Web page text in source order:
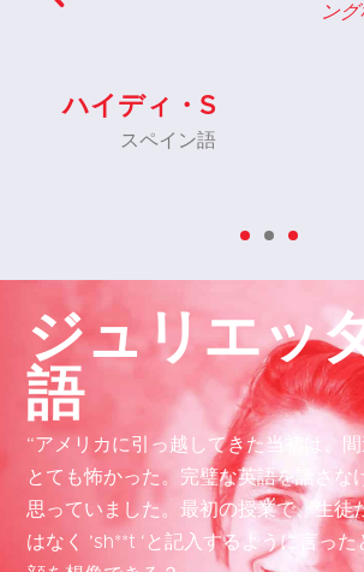
ン
ハイディ・S
スペイン語
ジュリエッ
語
“アメリカに引っ越してきた当初は、
とても怖かった。完璧な英語を話さな
思っていました。最初の授業で、生徒
はなく ’sh**t ‘と記入するように言っ